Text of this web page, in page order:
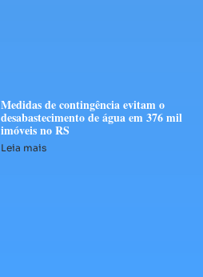
Medidas de contingência evitam o
desabastecimento de água em 376 mil
imóveis no RS
Leia mais